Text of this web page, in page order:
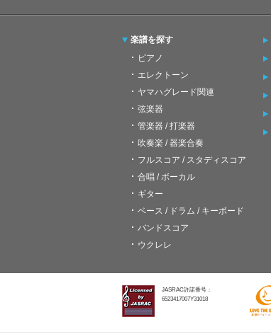
楽譜を探す
ピアノ
エレクトーン
ヤマハグレード関連
弦楽器
管楽器 / 打楽器
吹奏楽 / 器楽合奏
フルスコア / スタディスコア
合唱 / ボーカル
ギター
ベース / ドラム / キーボード
バンドスコア
ウクレレ
JASRAC許諾番号：
6523417007Y31018